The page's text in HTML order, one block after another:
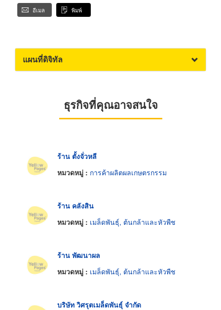
อีเมล พิมพ์
แผนที่ดิจิทัล
ธุรกิจที่คุณอาจสนใจ
ร้าน ตั้งจั่วหลี
หมวดหมู่ : การค้าผลิตผลเกษตรกรรม
ร้าน คลังสิน
หมวดหมู่ : เมล็ดพันธุ์, ต้นกล้าและหัวพืช
ร้าน พัฒนาผล
หมวดหมู่ : เมล็ดพันธุ์, ต้นกล้าและหัวพืช
บริษัท วิศรุตเมล็ดพันธุ์ จำกัด